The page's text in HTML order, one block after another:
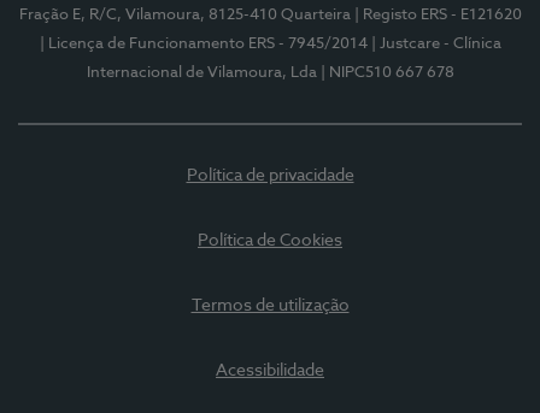
Fração E, R/C, Vilamoura, 8125-410 Quarteira
| Registo ERS - E121620
| Licença de Funcionamento ERS - 7945/2014
| Justcare - Clínica
Internacional de Vilamoura, Lda
| NIPC510 667 678
Política de privacidade
Política de Cookies
Termos de utilização
Acessibilidade